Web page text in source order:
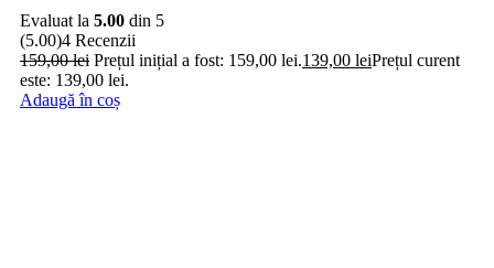
Evaluat la 5.00 din 5
(5.00)4 Recenzii
159,00lei Prețul inițial a fost: 159,00 lei.139,00 leiPrețul curent
este: 139,00 lei.
Adaugă în coș